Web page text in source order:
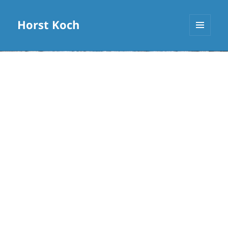
Horst Koch